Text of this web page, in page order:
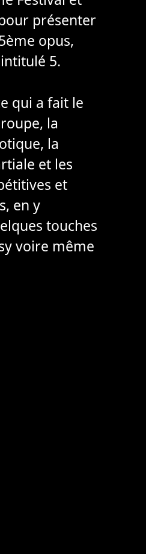
présenter
opus,
5.
qui a fait le
la
la
et les
et
en y
touches
voire même